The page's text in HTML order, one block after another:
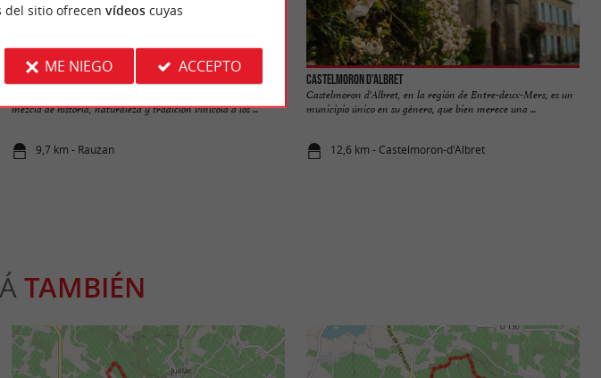
mezcla de historia, naturaleza y tradición vinícola a los ...
9,7 km - Rauzan
Castelmoron d'Albret
Castelmoron d'Albret, en la región de Entre-deux-Mers, es un
municipio único en su género, que bien merece una ...
12,6 km - Castelmoron-d'Albret
TAMBIÉN
del sitio ofrecen vídeoscuyas
ME NIEGO ACCEPTO